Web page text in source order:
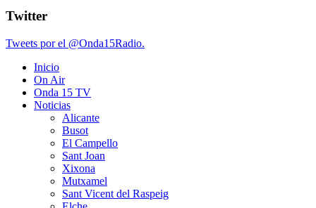
Twitter
Tweets por el @Onda15Radio.
Inicio
On Air
Onda 15 TV
Noticias
Alicante
Busot
El Campello
Sant Joan
Xixona
Mutxamel
Sant Vicent del Raspeig